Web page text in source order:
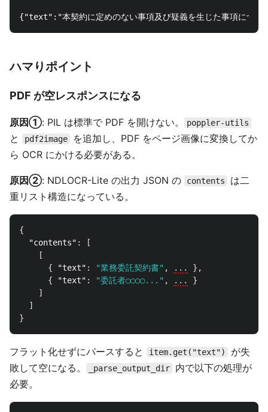
ハマりポイント
PDF が空レスポンスになる
原因①: PIL は標準で PDF を開けない。 poppler-utils
と pdf2image
を追加し、PDF をページ画像に変換してか
ら OCR にかける必要がある。
原因②: NDLOCR-Lite の出力 JSON の contents
は二
重リスト構造になっている。
{
"contents" :
[
[
{
"text" : "業務委託契約書" , ...
},
{
"text" : "委託者○○○○..." , ...
}
]
]
}
フラット化せずにパースすると item.get("text")
が失
敗して空になる。
_parse_output_dir
内で以下の処理が
必要。